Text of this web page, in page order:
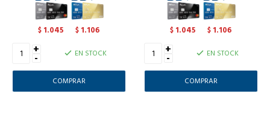
$ 1.045 $ 1.106
+
- EN STOCK
$ 1.045 $ 1.106
+
- EN STOCK